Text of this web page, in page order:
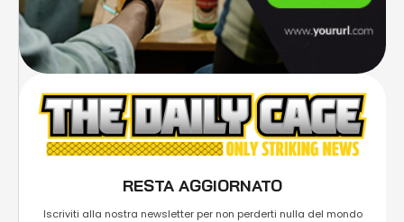
RESTA AGGIORNATO
Iscriviti alla nostra newsletter per non perderti nulla del mondo